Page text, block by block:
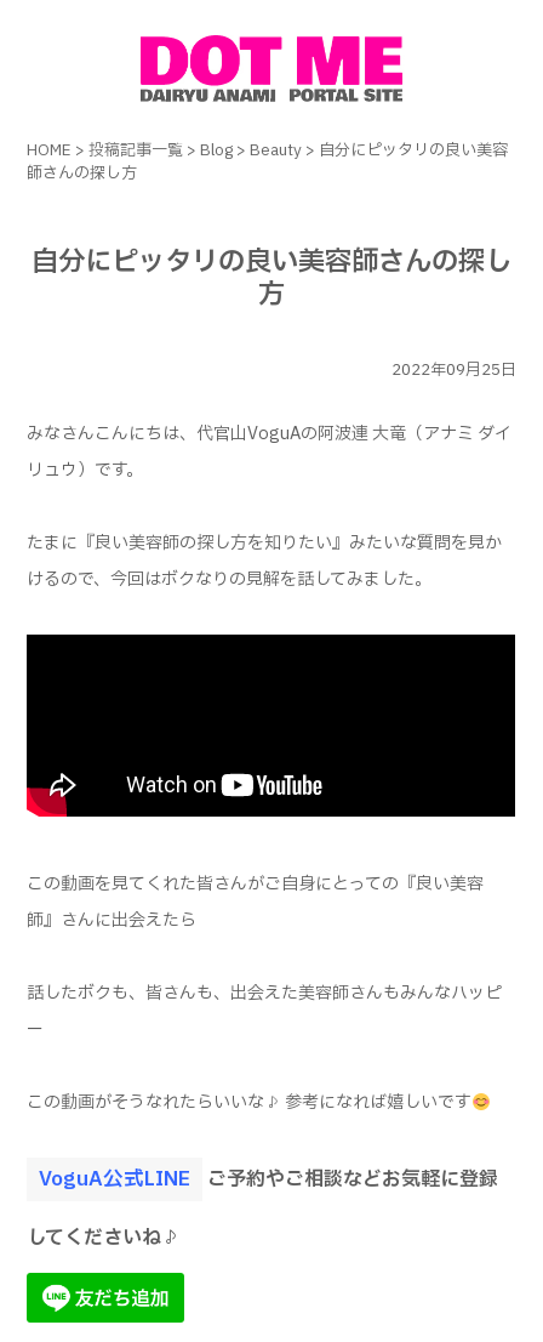
HOME >投稿記事一覧 >Blog >Beauty > 自分にピッタリの良い美容
師さんの探し方
自分にピッタリの良い美容師さんの探し
方
2022年09月25日
みなさんこんにちは、代官山VoguAの阿波連 大竜（アナミ ダイ
リュウ）です。
たまに『良い美容師の探し方を知りたい』みたいな質問を見か
けるので、今回はボクなりの見解を話してみました。
この動画を見てくれた皆さんがご自身にとっての『良い美容
師』さんに出会えたら
話したボクも、皆さんも、出会えた美容師さんもみんなハッピ
ー
この動画がそうなれたらいいな♪ 参考になれば嬉しいです
VoguA公式LINE
ご予約やご相談などお気軽に登録
してくださいね♪